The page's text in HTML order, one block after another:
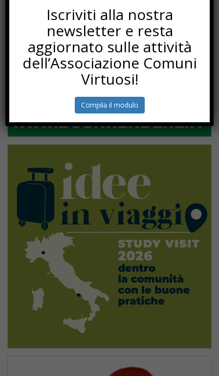
Iscriviti alla nostra
newsletter e resta
aggiornato sulle attività
dell’Associazione Comuni
Virtuosi!
Compila il modulo